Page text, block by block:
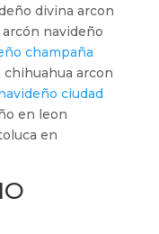
divina arcon
navideño
champaña
arcon
ciudad
en leon
en